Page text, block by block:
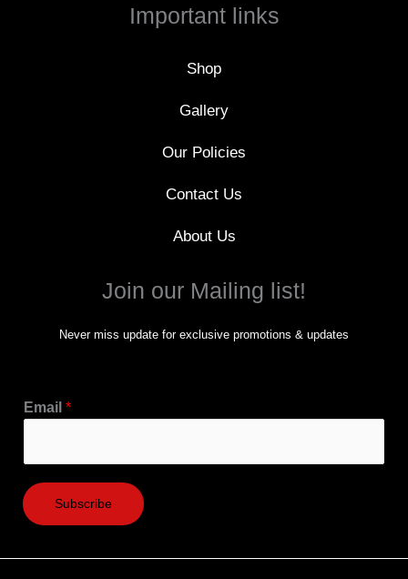
o
Important links
Shop
Gallery
Our Policies
Contact Us
About Us
Join our Mailing list!
Never miss update for exclusive promotions & updates
Email *
Subscribe